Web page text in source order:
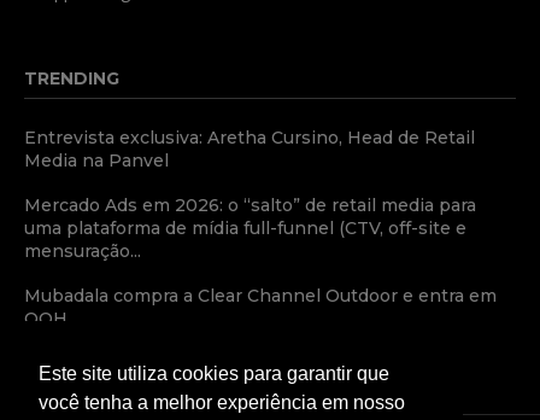
TRENDING
Entrevista exclusiva: Aretha Cursino, Head de Retail
Media na Panvel
Mercado Ads em 2026: o “salto” de retail media para
uma plataforma de mídia full-funnel (CTV, off-site e
mensuração...
Mubadala compra a Clear Channel Outdoor e entra em
OOH
Este site utiliza cookies para garantir que
você tenha a melhor experiência em nosso